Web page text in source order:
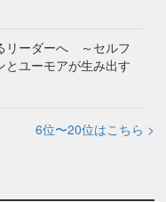
リーダーへ ～セルフ
とユーモアが生み出す
6位〜20位はこちら >